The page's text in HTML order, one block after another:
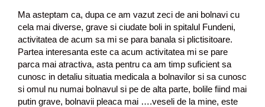
Ma asteptam ca, dupa ce am vazut zeci de ani bolnavi cu
cela mai diverse, grave si ciudate boli in spitalul Fundeni,
activitatea de acum sa mi se para banala si plictisitoare.
Partea interesanta este ca acum activitatea mi se pare
parca mai atractiva, asta pentru ca am timp suficient sa
cunosc in detaliu situatia medicala a bolnavilor si sa cunosc
si omul nu numai bolnavul si pe de alta parte, bolile fiind mai
putin grave, bolnavii pleaca mai ….veseli de la mine, este